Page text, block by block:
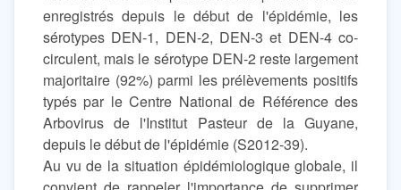
enregistrés depuis le début de l'épidémie, les
sérotypes DEN-1, DEN-2, DEN-3 et DEN-4 co-
circulent, mais le sérotype DEN-2 reste largement
majoritaire (92%) parmi les prélèvements positifs
typés par le Centre National de Référence des
Arbovirus de l'Institut Pasteur de la Guyane,
depuis le début de l'épidémie (S2012-39).
Au vu de la situation épidémiologique globale, il